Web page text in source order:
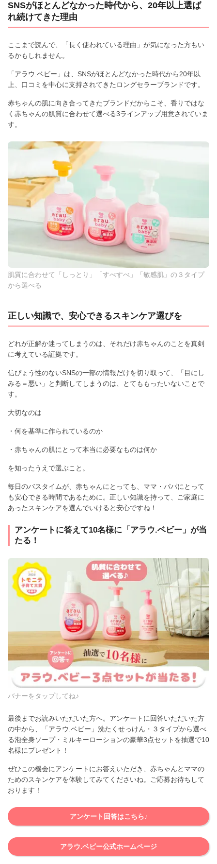
SNSがほとんどなかった時代から、20年以上選ば
れ続けてきた理由
ここまで読んで、「長く使われている理由」が気になった方もい
るかもしれません。
「アラウ.ベビー」は、SNSがほとんどなかった時代から20年以
上、口コミを中心に支持されてきたロングセラーブランドです。
赤ちゃんの肌に向き合ってきたブランドだからこそ、香りではな
く赤ちゃんの肌質に合わせて選べる3ラインアップ用意されていま
す。
肌質に合わせて「しっとり」「すべすべ」「敏感肌」の３タイプ
から選べる
正しい知識で、安心できるスキンケア選びを
どれが正解か迷ってしまうのは、それだけ赤ちゃんのことを真剣
に考えている証拠です。
信ぴょう性のないSNSの一部の情報だけを切り取って、「目にし
みる＝悪い」と判断してしまうのは、とてももったいないことで
す。
大切なのは
・何を基準に作られているのか
・赤ちゃんの肌にとって本当に必要なものは何か
を知ったうえで選ぶこと。
毎日のバスタイムが、赤ちゃんにとっても、ママ・パパにとって
も安心できる時間であるために。正しい知識を持って、ご家庭に
あったスキンケアを選んでいけると安心ですね！
アンケートに答えて10名様に「アラウ.ベビー」が当
たる！
バナーをタップしてね♪
最後までお読みいただいた方へ。アンケートに回答いただいた方
の中から、「アラウ.ベビー」洗たくせっけん・３タイプから選べ
る泡全身ソープ・ミルキーローションの豪華3点セットを抽選で10
名様にプレゼント！
ぜひこの機会にアンケートにお答えいただき、赤ちゃんとママの
ためのスキンケアを体験してみてくださいね。ご応募お待ちして
おります！
アンケート回答はこちら♪
アラウ.ベビー公式ホームページ